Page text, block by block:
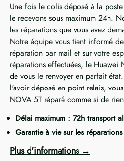
Une fois le colis déposé à la
le recevons sous maximum 24h.
les réparations que vous avez
Notre équipe vous tient informé
réparation par mail et sur votre
réparations effectuées, le Huawei
de vous le renvoyer en parfait
l'avoir déposé en point relais,
NOVA 5T réparé comme si de
Délai maximum : 72h transport
Garantie à vie sur les réparations
Plus d'informations